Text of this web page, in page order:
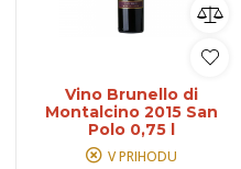
Vino Brunello di
Montalcino 2015 San
Polo 0,75 l
V PRIHODU